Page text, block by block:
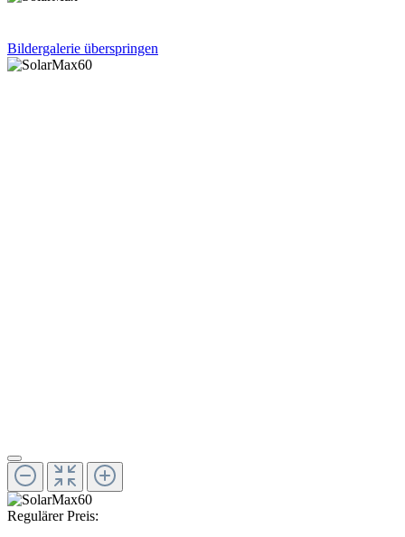
Bildergalerie überspringen
Regulärer Preis: